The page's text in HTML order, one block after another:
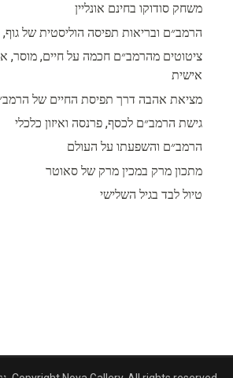
משחק סודוקו בחינם אונליין
הרמב״ם ובריאות תפיסה הוליסטית של גוף,
ציטוטים מהרמב״ם חכמה על חיים, מוסר,
אישית
מציאת אהבה דרך תפיסת החיים של
גישת הרמב״ם לכסף, פרנסה ואיזון כלכלי
הרמב״ם והשפעתו על העולם
מתכון מרק במכין מרק של סאוטר
טיול לבד בגיל השלישי